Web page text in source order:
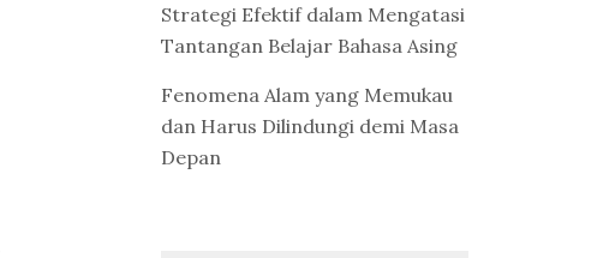
Strategi Efektif dalam Mengatasi
Tantangan Belajar Bahasa Asing
Fenomena Alam yang Memukau
dan Harus Dilindungi demi Masa
Depan